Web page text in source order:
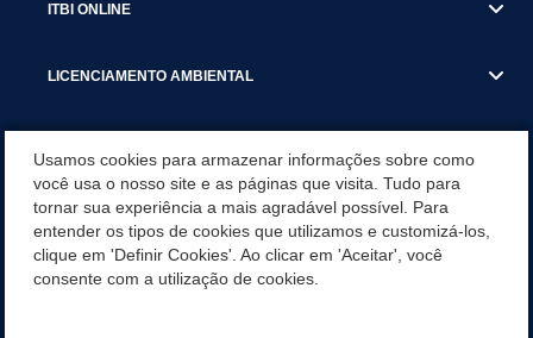
ITBI ONLINE
LICENCIAMENTO AMBIENTAL
SERVIÇOS
SERVIÇOS DO DEPARTAMENTO DE RECEITA MUNICIPAL
Usamos cookies para armazenar informações sobre como
você usa o nosso site e as páginas que visita. Tudo para
tornar sua experiência a mais agradável possível. Para
entender os tipos de cookies que utilizamos e customizá-los,
clique em 'Definir Cookies'. Ao clicar em 'Aceitar', você
consente com a utilização de cookies.